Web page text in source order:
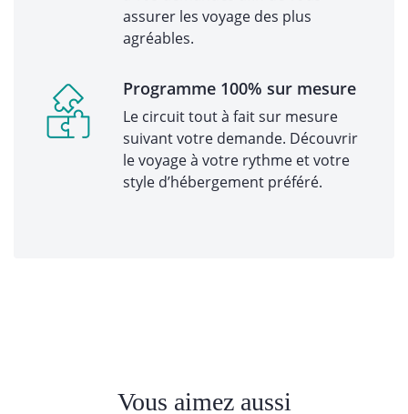
assurer les voyage des plus
agréables.
Programme 100% sur mesure
Le circuit tout à fait sur mesure
suivant votre demande. Découvrir
le voyage à votre rythme et votre
style d’hébergement préféré.
Vous aimez aussi